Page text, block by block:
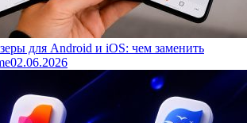
для Android и iOS: чем заменить
02.06.2026